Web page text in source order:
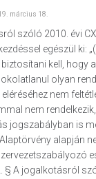
március 18.
szóló 2010. évi
egészül ki:
kell, hogy
olyan
nem
nem
jogszabályban is
alapján
§ A jogalkotásról